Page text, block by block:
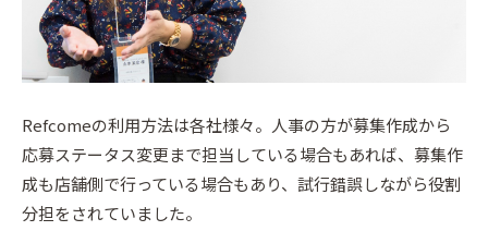
Refcomeの利用方法は各社様々。人事の方が募集作成から
応募ステータス変更まで担当している場合もあれば、募集作
成も店舗側で行っている場合もあり、試行錯誤しながら役割
分担をされていました。